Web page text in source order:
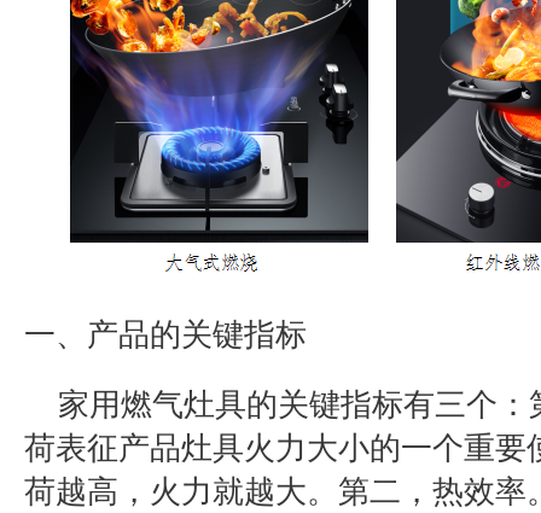
一、产品的关键指标
家用燃气灶具的关键指标有三个
荷表征产品灶具火力大小的一个重要
荷越高，火力就越大。第二，热效率